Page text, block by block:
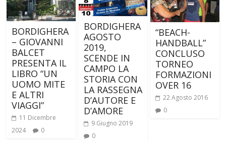
BORDIGHERA
– GIOVANNI
BALCET
PRESENTA IL
LIBRO “UN
UOMO MITE
E ALTRI
VIAGGI”
11 Dicembre
2024
0
BORDIGHERA
AGOSTO
2019,
SCENDE IN
CAMPO LA
STORIA CON
LA RASSEGNA
D’AUTORE E
D’AMORE
9 Giugno 2019
0
“BEACH-
HANDBALL”
CONCLUSO
TORNEO
FORMAZIONI
OVER 16
22 Agosto 2016
0